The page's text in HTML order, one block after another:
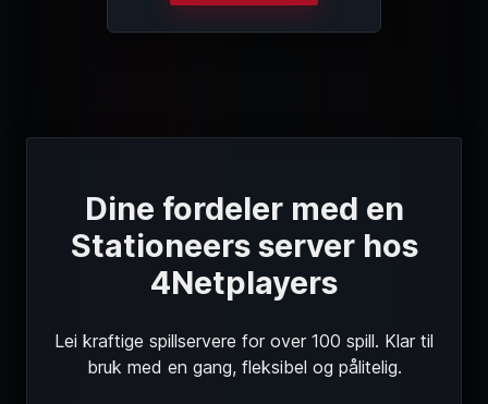
Dine fordeler med en
Stationeers server hos
4Netplayers
Lei kraftige spillservere for over 100 spill. Klar til
bruk med en gang, fleksibel og pålitelig.